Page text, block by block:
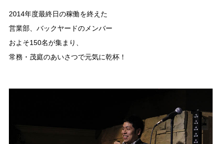
2014年度最終日の稼働を終えた
営業部、バックヤードのメンバー
およそ150名が集まり、
常務・茂庭のあいさつで元気に乾杯！